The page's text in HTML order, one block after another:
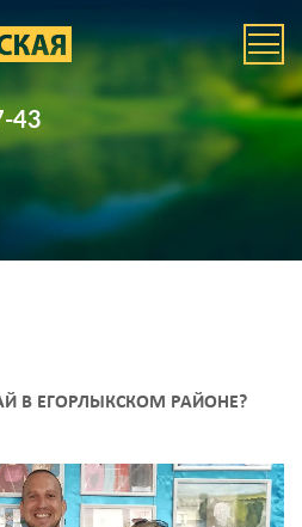
43
В ЕГОРЛЫКСКОМ РАЙОНЕ?